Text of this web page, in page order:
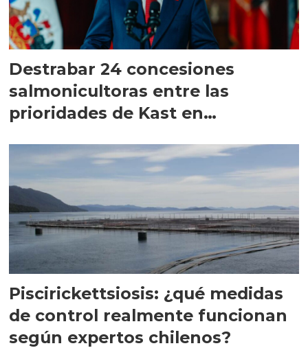
Destrabar 24 concesiones
salmonicultoras entre las
prioridades de Kast en
Piscirickettsiosis: ¿qué medidas
de control realmente funcionan
según expertos chilenos?